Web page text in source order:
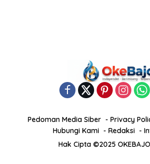
Pedoman Media Siber Privacy
Hubungi Kami
Redaksi
Hak Cipta ©2025